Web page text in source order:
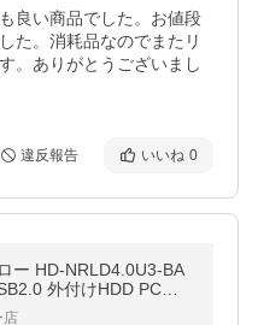
良い商品でした。お値段
た。消耗品なのでまたリ
。ありがとうございまし
違反報告 いいね 0
ー HD-NRLD4.0U3-BA
外付けHDD PC用
振＆放熱設計 日本製 4
店